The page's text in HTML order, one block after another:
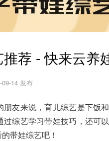
荐 - 快来云养
09-14 发布
友来说，育儿综艺是下饭
综艺学习带娃技巧，还可
带娃综艺吧！